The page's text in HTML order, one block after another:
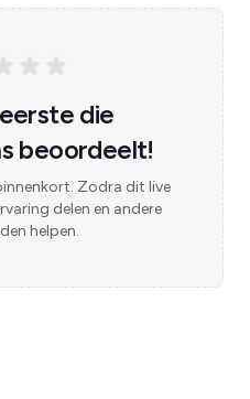
die
beoordeelt!
Zodra dit live
delen en andere
helpen.